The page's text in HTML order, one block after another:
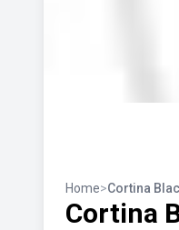
Home>Cortina
Cortina